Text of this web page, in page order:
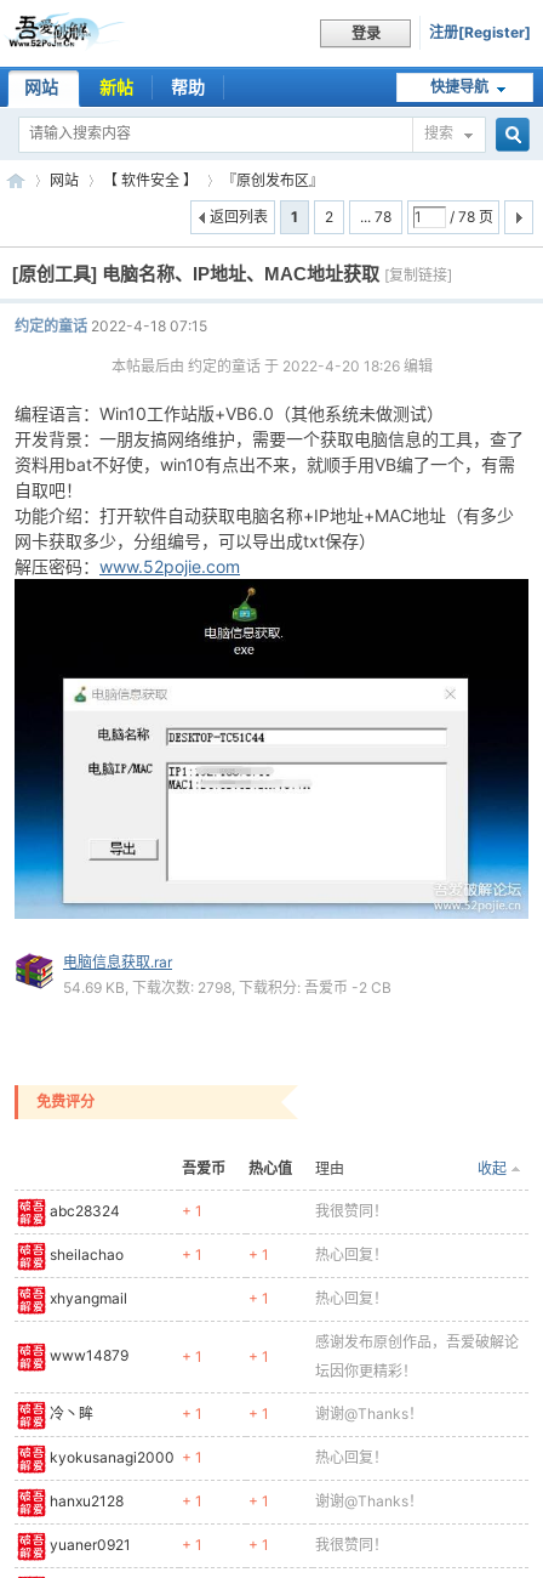
登录 注册[Register]
快捷导航
网站 新帖 帮助
搜索
吾
爱
52
»
网站
›
【 软件安全 】
›
『原创发布区』
1
2 ... 78 / 78 页
返回列表
[原创工具] 电脑名称、IP地址、MAC地址获取 [复制链接]
约定的童话 2022-4-18 07:15
本帖最后由 约定的童话 于 2022-4-20 18:26 编辑
编程语言：Win10工作站版+VB6.0（其他系统未做测试）
开发背景：一朋友搞网络维护，需要一个获取电脑信息的工具，查了
资料用bat不好使，win10有点出不来，就顺手用VB编了一个，有需
自取吧！
功能介绍：打开软件自动获取电脑名称+IP地址+MAC地址（有多少
网卡获取多少，分组编号，可以导出成txt保存）
解压密码： www.52pojie.com
电脑信息获取.rar
54.69 KB, 下载次数: 2798, 下载积分: 吾爱币 -2 CB
免费评分
吾爱币 热心值 收起
理由
abc28324 + 1 我很赞同！
sheilachao + 1 + 1 热心回复！
xhyangmail + 1 热心回复！
www14879 + 1 + 1
感谢发布原创作品，吾爱破解论
坛因你更精彩！
冷丶眸 + 1 + 1 谢谢@Thanks！
kyokusanagi2000 + 1 热心回复！
hanxu2128 + 1 + 1 谢谢@Thanks！
yuaner0921 + 1 + 1 我很赞同！